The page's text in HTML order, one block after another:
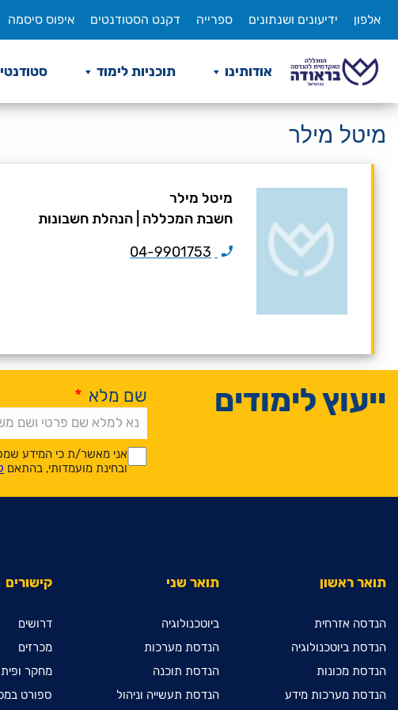
לתוכן
אלפון ידיעונים ושנתונים ספרייה דקנט הסטודנטים איפוס סיסמה
אודותינו תוכניות לימוד
מיטל מילר
מיטל מילר
חשבת המכללה הנהלת חשבונות
04-9901753
ייעוץ לימודים שם מלא *
*
*
אני מאשר/ת כי המידע
ובחינת מועמדותי, בהתאם
Alternative:
תואר ראשון
הנדסה אזרחית
הנדסת ביוטכנולוגיה
הנדסת מכונות
הנדסת מערכות מידע
תואר שני
ביוטכנולוגיה
הנדסת מערכות
הנדסת תוכנה
הנדסת תעשייה וניהול
קישורים
דרושים
מכרזים
מחקר
ספורט